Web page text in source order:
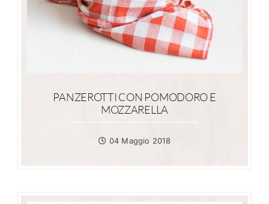
PANZEROTTI CON POMODORO E
MOZZARELLA
04 Maggio 2018